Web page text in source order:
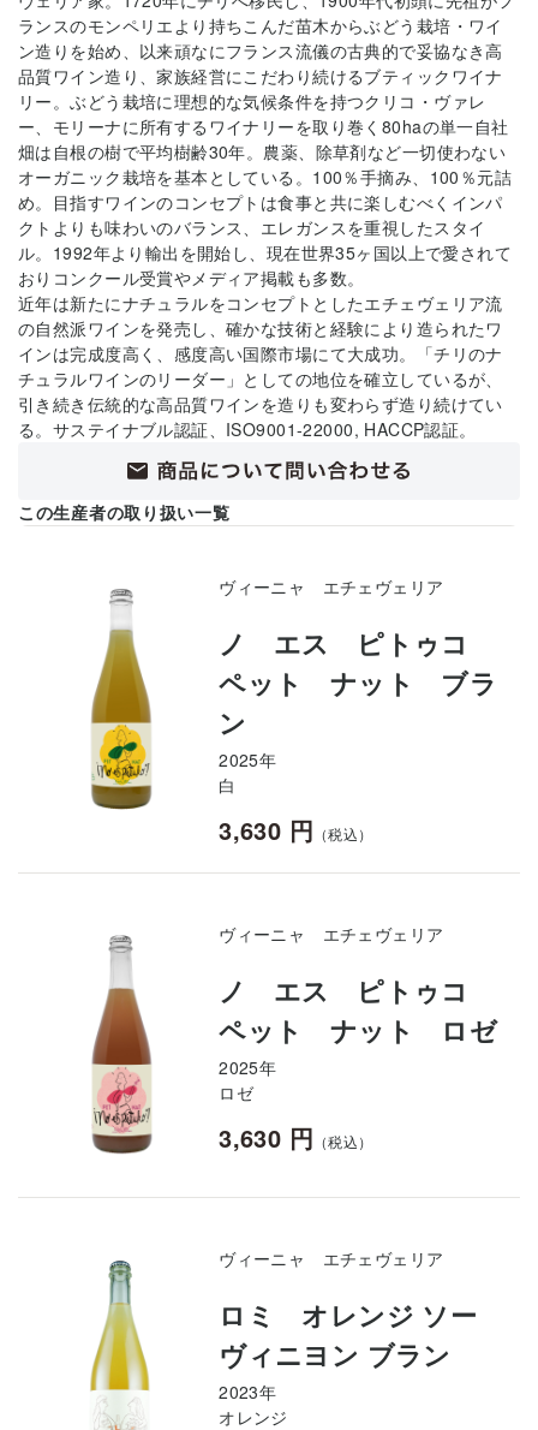
ランスのモンペリエより持ちこんだ苗木からぶどう栽培・ワイ
ン造りを始め、以来頑なにフランス流儀の古典的で妥協なき高
品質ワイン造り、家族経営にこだわり続けるブティックワイナ
リー。ぶどう栽培に理想的な気候条件を持つクリコ・ヴァレ
ー、モリーナに所有するワイナリーを取り巻く80haの単一自社
畑は自根の樹で平均樹齢30年。農薬、除草剤など一切使わない
オーガニック栽培を基本としている。100％手摘み、100％元詰
め。目指すワインのコンセプトは食事と共に楽しむべくインパ
クトよりも味わいのバランス、エレガンスを重視したスタイ
ル。1992年より輸出を開始し、現在世界35ヶ国以上で愛されて
おりコンクール受賞やメディア掲載も多数。
近年は新たにナチュラルをコンセプトとしたエチェヴェリア流
の自然派ワインを発売し、確かな技術と経験により造られたワ
インは完成度高く、感度高い国際市場にて大成功。「チリのナ
チュラルワインのリーダー」としての地位を確立しているが、
引き続き伝統的な高品質ワインを造りも変わらず造り続けてい
る。サステイナブル認証、ISO9001-22000, HACCP認証。
この生産者の取り扱い一覧
ヴィーニャ エチェヴェリア
ノ エス ピトゥコ
ペット ナット ブラ
ン
2025年
白
3,630 円 （税込）
ヴィーニャ エチェヴェリア
ノ エス ピトゥコ
ペット ナット ロゼ
2025年
ロゼ
3,630 円 （税込）
ヴィーニャ エチェヴェリア
ロミ オレンジ ソー
ヴィニヨン ブラン
2023年
オレンジ